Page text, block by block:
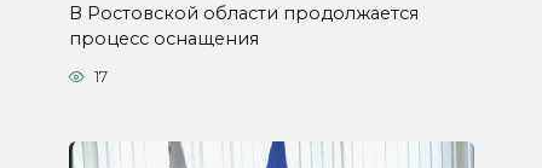
В Ростовской области продолжается
процесс оснащения
17